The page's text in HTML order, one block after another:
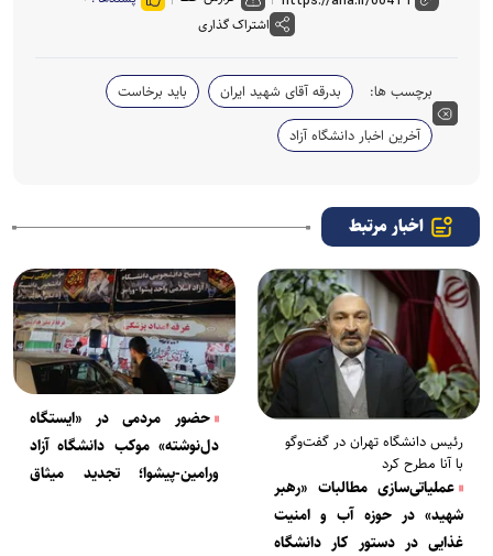
اشتراک گذاری
برچسب ها: بدرقه آقای شهید ایران
باید برخاست
آخرین اخبار دانشگاه آزاد
اخبار مرتبط
رئیس دانشگاه تهران در گفت‌و‌گو
با آنا مطرح کرد
عملیاتی‌سازی مطالبات «رهبر
شهید» در حوزه آب و امنیت
غذایی در دستور کار دانشگاه
حضور مردمی در «ایستگاه
دل‌نوشته» موکب دانشگاه آزاد
ورامین-پیشوا؛ تجدید میثاق